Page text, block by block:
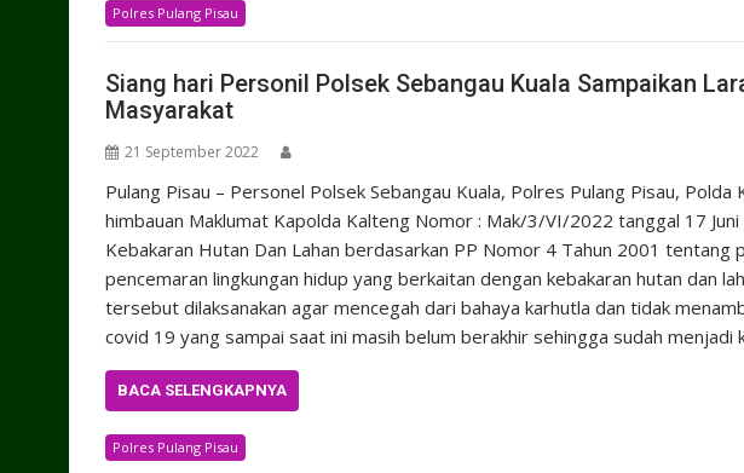
Polres Pulang Pisau
Siang hari Personil Polsek Sebangau Kuala Sampaikan
Masyarakat
21 September 2022
Pulang Pisau – Personel Polsek Sebangau Kuala, Polres Pulang Pisau,
himbauan Maklumat Kapolda Kalteng Nomor : Mak/3/VI/2022 tanggal 17
Kebakaran Hutan Dan Lahan berdasarkan PP Nomor 4 Tahun 2001 tentang
pencemaran lingkungan hidup yang berkaitan dengan kebakaran hutan dan
tersebut dilaksanakan agar mencegah dari bahaya karhutla dan tidak
covid 19 yang sampai saat ini masih belum berakhir sehingga sudah
BACA SELENGKAPNYA
Polres Pulang Pisau